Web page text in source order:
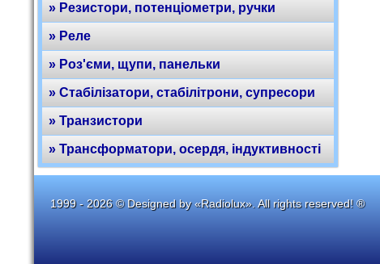
» Резистори, потенціометри, ручки
» Реле
» Роз'єми, щупи, панельки
» Стабілізатори, стабілітрони, супресори
» Транзистори
» Трансформатори, осердя, індуктивності
1999 - 2026 © Designed by «Radiolux». All rights reserved! ®